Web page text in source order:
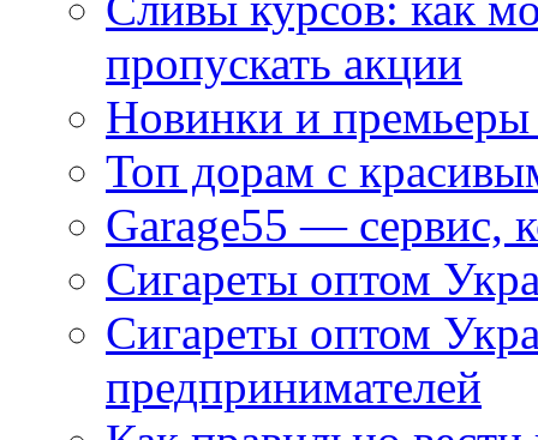
пропускать акции
Новинки и
Топ дорам с
Garage55 — сервис,
Сигареты оптом
Сигареты оптом
предпринимателей